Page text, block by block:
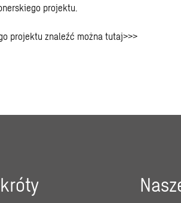
projektu.
projektu znaleźć można tutaj>>>